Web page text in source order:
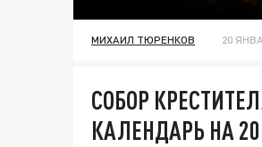
МИХАИЛ ТЮРЕНКОВ 20
СОБОР
КАЛЕНДАРЬ НА